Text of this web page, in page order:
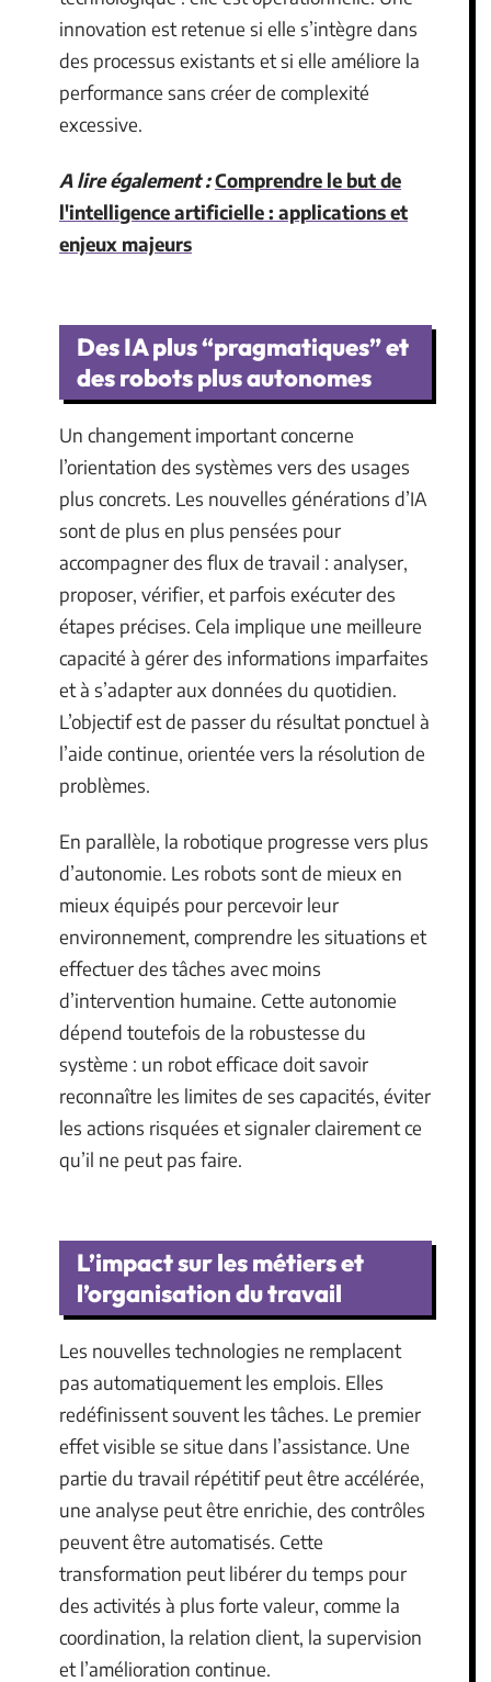
innovation est retenue si elle s’intègre dans
des processus existants et si elle améliore la
performance sans créer de complexité
excessive.
A lire également :Comprendre le but de
l'intelligence artificielle : applications et
enjeux majeurs
Des IA plus “pragmatiques” et
des robots plus autonomes
Un changement important concerne
l’orientation des systèmes vers des usages
plus concrets. Les nouvelles générations d’IA
sont de plus en plus pensées pour
accompagner des flux de travail : analyser,
proposer, vérifier, et parfois exécuter des
étapes précises. Cela implique une meilleure
capacité à gérer des informations imparfaites
et à s’adapter aux données du quotidien.
L’objectif est de passer du résultat ponctuel à
l’aide continue, orientée vers la résolution de
problèmes.
En parallèle, la robotique progresse vers plus
d’autonomie. Les robots sont de mieux en
mieux équipés pour percevoir leur
environnement, comprendre les situations et
effectuer des tâches avec moins
d’intervention humaine. Cette autonomie
dépend toutefois de la robustesse du
système : un robot efficace doit savoir
reconnaître les limites de ses capacités, éviter
les actions risquées et signaler clairement ce
qu’il ne peut pas faire.
L’impact sur les métiers et
l’organisation du travail
Les nouvelles technologies ne remplacent
pas automatiquement les emplois. Elles
redéfinissent souvent les tâches. Le premier
effet visible se situe dans l’assistance. Une
partie du travail répétitif peut être accélérée,
une analyse peut être enrichie, des contrôles
peuvent être automatisés. Cette
transformation peut libérer du temps pour
des activités à plus forte valeur, comme la
coordination, la relation client, la supervision
et l’amélioration continue.